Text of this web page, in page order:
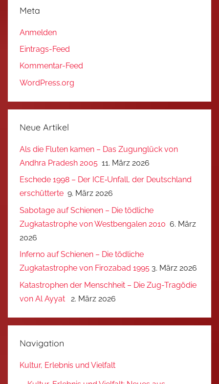
Meta
Anmelden
Eintrags-Feed
Kommentar-Feed
WordPress.org
Neue Artikel
Als die Fluten kamen – Das Zugunglück von
Andhra Pradesh 2005 11. März 2026
Eschede 1998 – Der ICE‑Unfall, der Deutschland
erschütterte 9. März 2026
Sabotage auf Schienen – Die tödliche
Zugkatastrophe von Westbengalen 2010 6. März
2026
Inferno auf Schienen – Die tödliche
Zugkatastrophe von Firozabad 1995 3. März 2026
Katastrophen der Menschheit – Die Zug-Tragödie
von Al Ayyat
2. März 2026
Navigation
Kultur, Erlebnis und Vielfalt